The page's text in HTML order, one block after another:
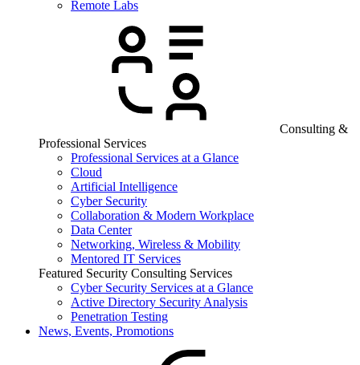
Remote Labs
Consulting &
Professional Services
Professional Services at a Glance
Cloud
Artificial Intelligence
Cyber Security
Collaboration & Modern Workplace
Data Center
Networking, Wireless & Mobility
Mentored IT Services
Featured Security Consulting Services
Cyber Security Services at a Glance
Active Directory Security Analysis
Penetration Testing
News, Events, Promotions